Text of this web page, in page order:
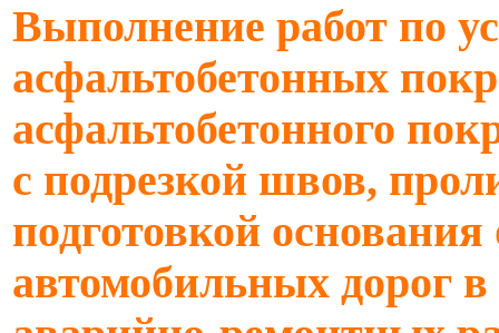
Выполнение работ по
асфальтобетонных
асфальтобетонного
с подрезкой швов,
подготовкой
автомобильных дорог